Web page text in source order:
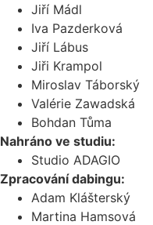
Jiří Mádl
Iva Pazderková
Jiří Lábus
Jiři Krampol
Miroslav Táborský
Valérie Zawadská
Bohdan Tůma
Nahráno ve studiu:
Studio ADAGIO
Zpracování dabingu:
Adam Klášterský
Martina Hamsová